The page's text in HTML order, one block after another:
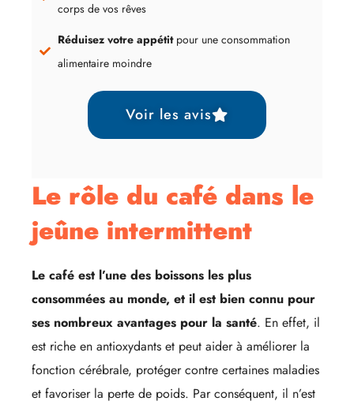
corps de vos rêves
Réduisez votre appétitpour une consommation
alimentaire moindre
Voir les avis
Le rôle du café dans le
jeûne intermittent
Le café est l’une des boissons les plus
consommées au monde, et il est bien connu pour
ses nombreux avantages pour la santé. En effet, il
est riche en antioxydants et peut aider à améliorer la
fonction cérébrale, protéger contre certaines maladies
et favoriser la perte de poids. Par conséquent, il n’est